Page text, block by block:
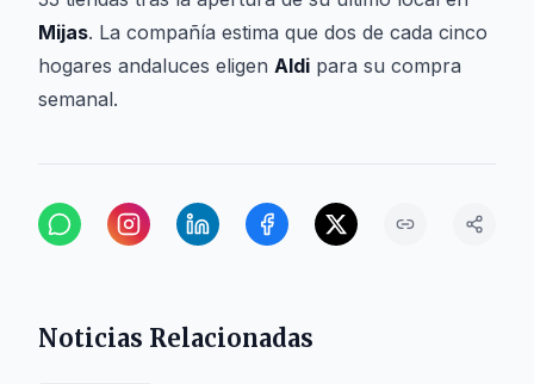
Mijas. La compañía estima que dos de cada cinco
hogares andaluces eligen Aldi para su compra
semanal.
Noticias Relacionadas